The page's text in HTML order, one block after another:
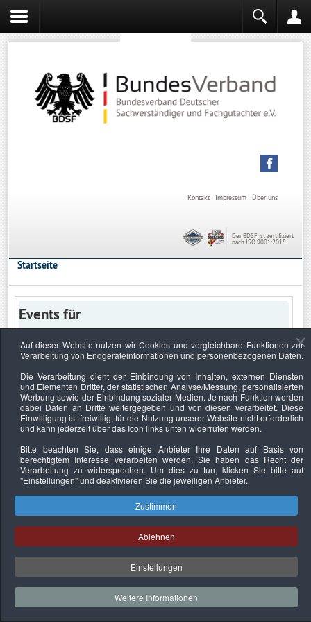
Über uns
Impressum
Kontakt
Der BDSF ist zertifiziert
nach ISO 9001:2015
Startseite
Events für
Keine Termine
Datenschutzerklärung Urheberrechtsnachweise Nachhaltigkeit
Copyright © 2026. Bundesverband Deutscher
Sachverständiger und Fachgutachter e.V..
Auf dieser Website nutzen wir Cookies und vergleichbare Funktionen zur
Verarbeitung von Endgeräteinformationen und personenbezogenen Daten.
Die Verarbeitung dient der Einbindung von Inhalten, externen Diensten
und Elementen Dritter, der statistischen Analyse/Messung, personalisierten
Werbung sowie der Einbindung sozialer Medien. Je nach Funktion werden
dabei Daten an Dritte weitergegeben und von diesen verarbeitet. Diese
Einwilligung ist freiwillig, für die Nutzung unserer Website nicht erforderlich
und kann jederzeit über das Icon links unten widerrufen werden.
Bitte beachten Sie, dass einige Anbieter Ihre Daten auf Basis von
berechtigtem Interesse verarbeiten werden. Sie haben das Recht der
Verarbeitung zu widersprechen. Um dies zu tun, klicken Sie bitte auf
"Einstellungen"und deaktivieren Sie die jeweiligen Anbieter.
Zustimmen
Ablehnen
Einstellungen
Weitere Informationen